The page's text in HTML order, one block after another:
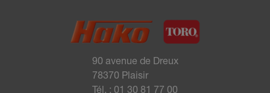
90 avenue de Dreux
78370 Plaisir
Tél. : 01 30 81 77 00